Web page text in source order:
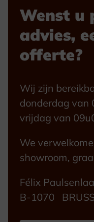
Wenst u
advies,
offerte?
Wij zijn
donderdag van
vrijdag van
We
showroom,
Félix
B-1070